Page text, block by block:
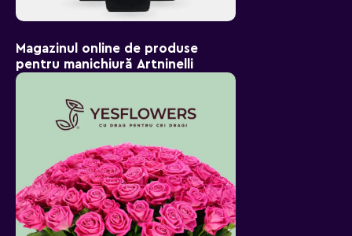
Magazinul online de produse
pentru manichiură Artninelli